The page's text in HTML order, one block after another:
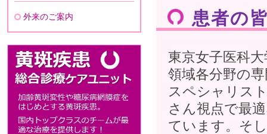
外来のご案内 患者の
東京女子医科
領域各分野の
スペシャリス
さん視点で最
ています。そ